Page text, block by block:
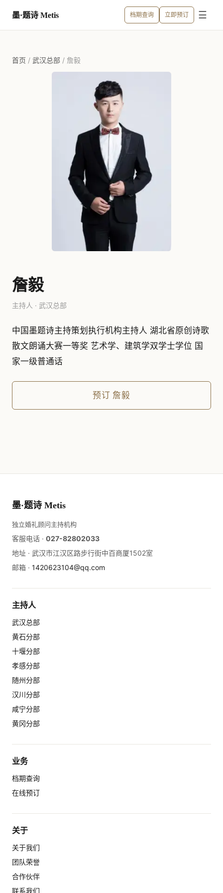
墨·题诗 Metis 档期查询 立即预订 ☰
首页 / 武汉总部 / 詹毅
詹毅
主持人 · 武汉总部
中国墨题诗主持策划执行机构主持人 湖北省原创诗歌
散文朗诵大赛一等奖 艺术学、建筑学双学士学位 国
家一级普通话
预订 詹毅
墨·题诗 Metis
独立婚礼顾问主持机构
客服电话 · 027-82802033
地址 · 武汉市江汉区路步行街中百商厦1502室
邮箱 · 1420623104@qq.com
主持人
武汉总部
黄石分部
十堰分部
孝感分部
随州分部
汉川分部
咸宁分部
黄冈分部
业务
档期查询
在线预订
关于
关于我们
团队荣誉
合作伙伴
联系我们